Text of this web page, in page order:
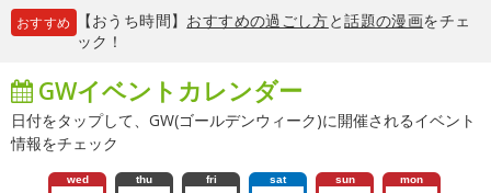
おすすめ 【おうち時間】 おすすめの過ごし方と話題の漫画をチェ
ック！
GWイベントカレンダー
日付をタップして、GW(ゴールデンウィーク)に開催されるイベント
情報をチェック
wed thu fri sat sun mon